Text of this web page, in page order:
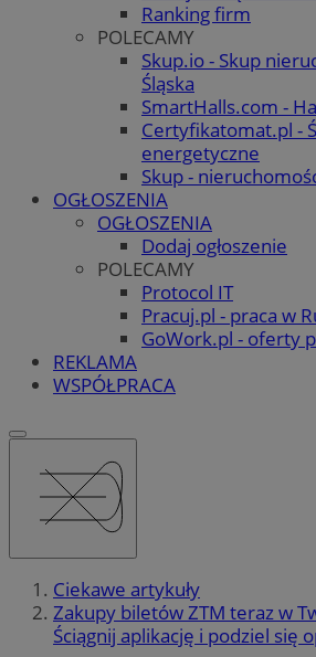
Ranking firm
POLECAMY
Skup.io - Skup
Śląska
SmartHalls.com -
Certyfikatomat.pl -
energetyczne
Skup -
OGŁOSZENIA
OGŁOSZENIA
Dodaj ogłoszenie
POLECAMY
Protocol IT
Pracuj.pl - praca w
GoWork.pl - oferty
REKLAMA
WSPÓŁPRACA
Ciekawe artykuły
Zakupy biletów ZTM teraz w
Ściągnij aplikację i podziel się